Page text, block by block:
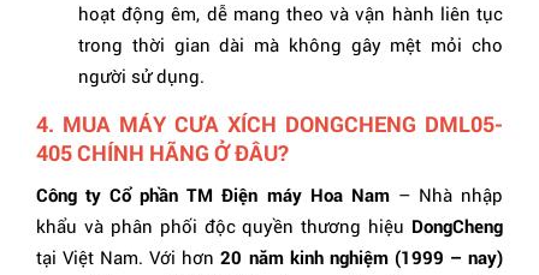
hoạt động êm, dễ mang theo và vận hành liên tục
trong thời gian dài mà không gây mệt mỏi cho
người sử dụng.
4. MUA MÁY CƯA XÍCH DONGCHENG DML05-
405 CHÍNH HÃNG Ở ĐÂU?
Công ty Cổ phần TM Điện máy Hoa Nam– Nhà nhập
khẩu và phân phối độc quyền thương hiệu DongCheng
tại Việt Nam. Với hơn20 năm kinh nghiệm (1999 – nay)